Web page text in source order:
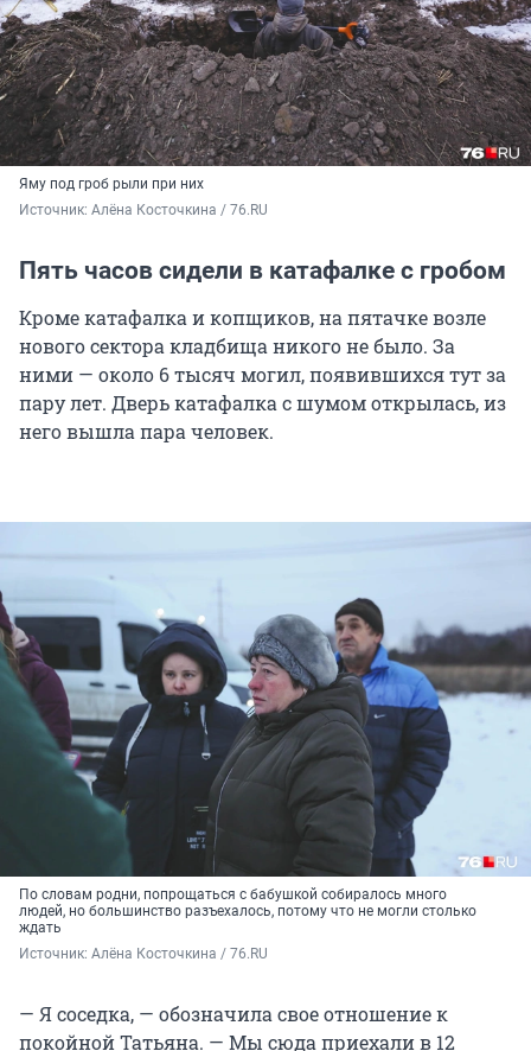
Яму под гроб рыли при них
Источник: Алёна Косточкина / 76.RU
Пять часов сидели в катафалке с гробом
Кроме катафалка и копщиков, на пятачке возле
нового сектора кладбища никого не было. За
ними — около 6 тысяч могил, появившихся тут за
пару лет. Дверь катафалка с шумом открылась, из
него вышла пара человек.
По словам родни, попрощаться с бабушкой собиралось много
людей, но большинство разъехалось, потому что не могли столько
ждать
Источник: Алёна Косточкина / 76.RU
— Я соседка, — обозначила свое отношение к
покойной Татьяна. — Мы сюда приехали в 12